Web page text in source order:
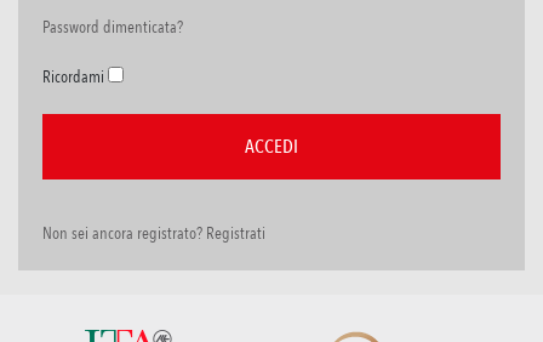
Password dimenticata?
Ricordami
Non sei ancora registrato? Registrati